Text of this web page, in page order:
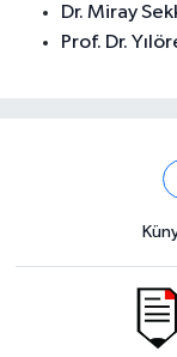
Dr. Miray
Prof. Dr.